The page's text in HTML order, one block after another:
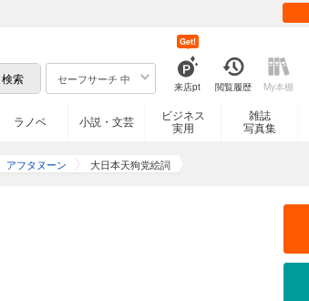
セーフサーチ 中
来店pt
Get!
閲覧履歴 My本棚
ラノベ 小説・文芸
ビジネス
実用
雑誌
写真集
アフタヌーン 大日本天狗党絵詞